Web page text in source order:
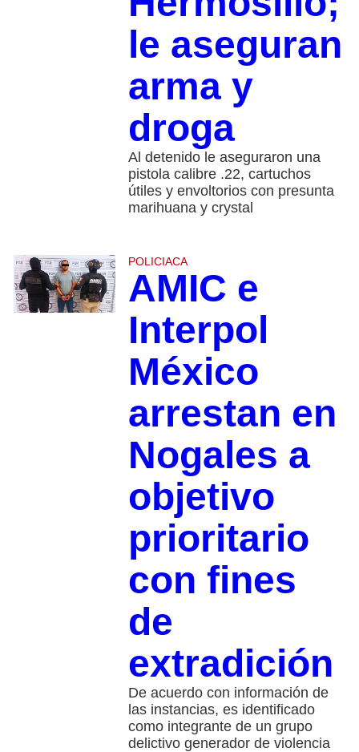
le aseguran
arma y
droga
Al detenido le aseguraron una
pistola calibre .22, cartuchos
útiles y envoltorios con presunta
marihuana y crystal
POLICIACA
AMIC e
Interpol
México
arrestan en
Nogales a
objetivo
prioritario
con fines
de
extradición
De acuerdo con información de
las instancias, es identificado
como integrante de un grupo
delictivo generador de violencia